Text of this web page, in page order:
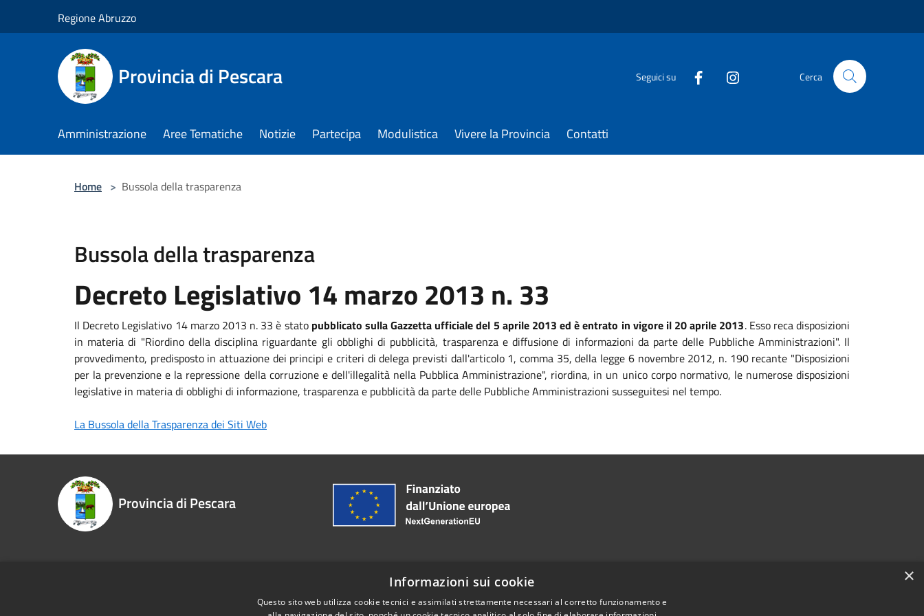
Regione Abruzzo
Provincia di Pescara Seguici su Cerca
Amministrazione Aree Tematiche Notizie Partecipa Modulistica Vivere la Provincia Contatti
Home > Bussola della trasparenza
Bussola della trasparenza
Decreto Legislativo 14 marzo 2013 n. 33
Il Decreto Legislativo 14 marzo 2013 n. 33 è stato pubblicato sulla Gazzetta ufficiale del 5 aprile 2013 ed è entrato in vigore il 20 aprile 2013. Esso reca disposizioni
in materia di "Riordino della disciplina riguardante gli obblighi di pubblicità, trasparenza e diffusione di informazioni da parte delle Pubbliche Amministrazioni". Il
provvedimento, predisposto in attuazione dei principi e criteri di delega previsti dall'articolo 1, comma 35, della legge 6 novembre 2012, n. 190 recante "Disposizioni
per la prevenzione e la repressione della corruzione e dell'illegalità nella Pubblica Amministrazione", riordina, in un unico corpo normativo, le numerose disposizioni
legislative in materia di obblighi di informazione, trasparenza e pubblicità da parte delle Pubbliche Amministrazioni susseguitesi nel tempo.
La Bussola della Trasparenza dei Siti Web
Provincia di Pescara
Telefono:085.37241
×
Informazioni sui cookie
Questo sito web utilizza cookie tecnici e assimilati strettamente necessari al corretto funzionamento e